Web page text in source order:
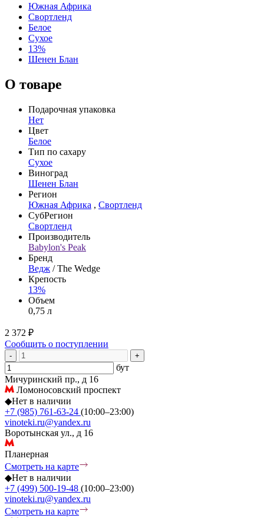
Южная Африка
Свортленд
Белое
Сухое
13%
Шенен Блан
О товаре
Подарочная упаковка
Нет
Цвет
Белое
Тип по сахару
Сухое
Виноград
Шенен Блан
Регион
Южная Африка , Свортленд
СубРегион
Свортленд
Производитель
Babylon's Peak
Бренд
Ведж / The Wedge
Крепость
13%
Объем
0,75 л
2 372 ₽
Сообщить о поступлении
- +
бут
Мичуринский пр., д 16
Ломоносовский проспект
◆Нет в наличии
+7 (985) 761-63-24 (10:00–23:00)
vinoteki.ru@yandex.ru
Воротынская ул., д 16
Планерная
Смотреть на карте
◆Нет в наличии
+7 (499) 500-19-48 (10:00–23:00)
vinoteki.ru@yandex.ru
Смотреть на карте